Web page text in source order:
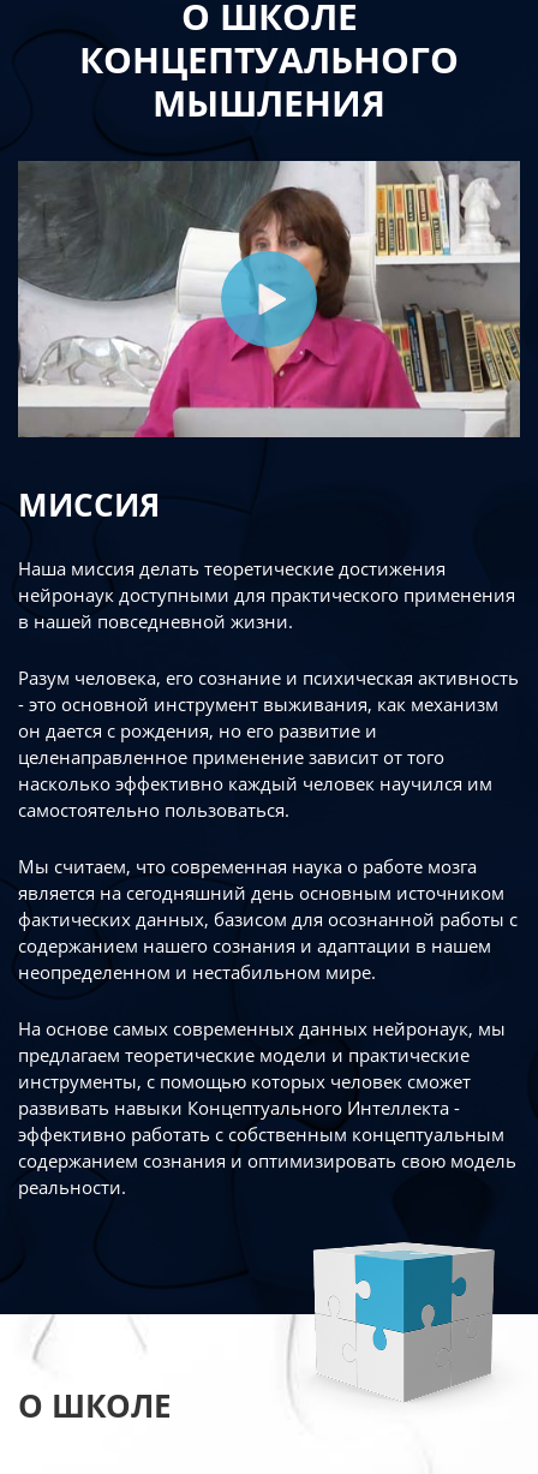
О ШКОЛЕ
КОНЦЕПТУАЛЬНОГО
МЫШЛЕНИЯ
МИССИЯ
Наша миссия делать теоретические достижения
нейронаук доступными для практического применения
в нашей повседневной жизни.
Разум человека, его сознание и психическая активность
- это основной инструмент выживания, как механизм
он дается с рождения, но его развитие и
целенаправленное применение зависит от того
насколько эффективно каждый человек научился им
самостоятельно пользоваться.
Мы считаем, что современная наука о работе мозга
является на сегодняшний день основным источником
фактических данных, базисом для осознанной работы с
содержанием нашего сознания и адаптации в нашем
неопределенном и нестабильном мире.
На основе самых современных данных нейронаук, мы
предлагаем теоретические модели и практические
инструменты, с помощью которых человек сможет
развивать навыки Концептуального Интеллекта -
эффективно работать с собственным концептуальным
содержанием сознания и оптимизировать свою модель
реальности.
О ШКОЛЕ